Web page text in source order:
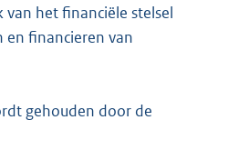
van het financiële stelsel
en financieren van
gehouden door de